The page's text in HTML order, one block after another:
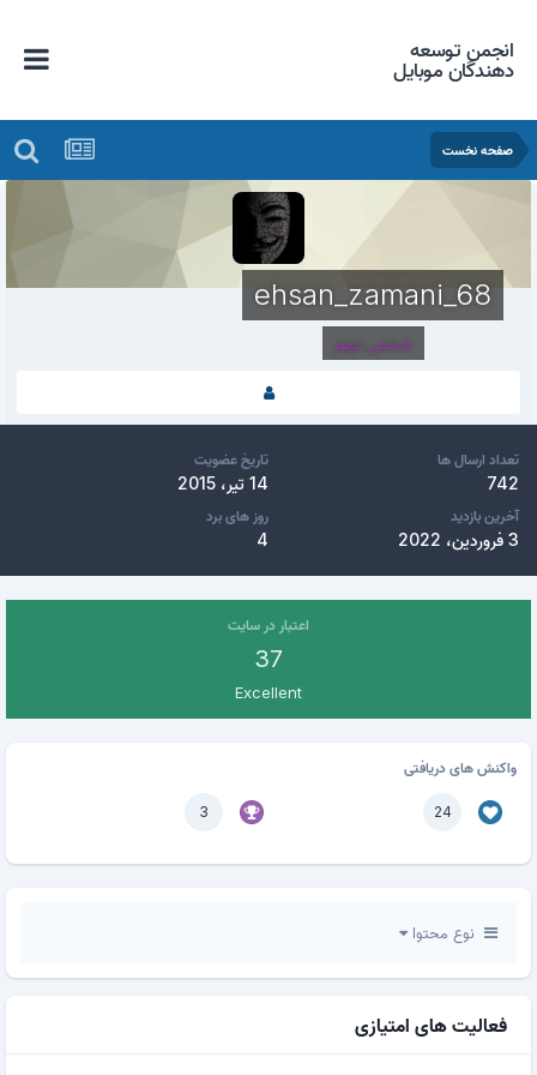
انجمن توسعه
دهندگان موبایل
صفحه نخست
ehsan_zamani_68
شخص مهم
تعداد ارسال ها
742
تاریخ عضویت
14 تیر، 2015
آخرین بازدید
3 فروردین، 2022
روز های برد
4
اعتبار در سایت
37
Excellent
واکنش های دریافتی
24
3
نوع محتوا
فعالیت های امتیازی